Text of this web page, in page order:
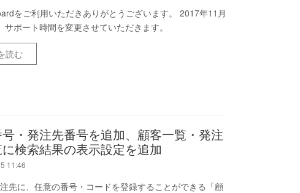
をご利用いただきありがとうございます。 2017年11月
サポート時間を変更させていただきます。
読む
・発注先番号を追加、顧客一覧・発注
検索結果の表示設定を追加
11:46
先に、任意の番号・コードを登録することができる「顧